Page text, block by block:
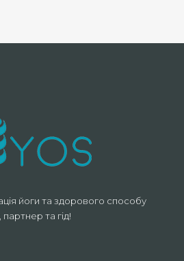
йоги та здорового способу
та гід!